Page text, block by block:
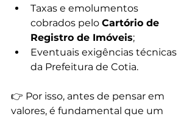
Taxas e emolumentos
cobrados pelo Cartório de
Registro de Imóveis;
Eventuais exigências técnicas
da Prefeitura de Cotia.
👉 Por isso, antes de pensar em
valores, é fundamental que um